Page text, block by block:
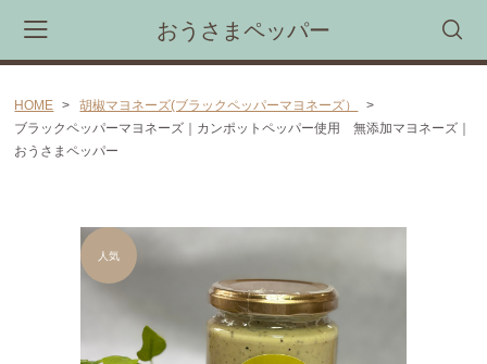
おうさまペッパー
CATEGORY
HOME
胡椒マヨネーズ(ブラックペッパーマヨネーズ）
ブラックペッパーマヨネーズ｜カンポットペッパー使用 無添加マヨネーズ｜
おうさまペッパー